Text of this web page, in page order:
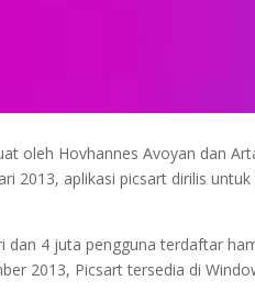
oleh Hovhannes Avoyan dan
2013, aplikasi picsart dirilis
dan 4 juta pengguna terdaftar
2013, Picsart tersedia di